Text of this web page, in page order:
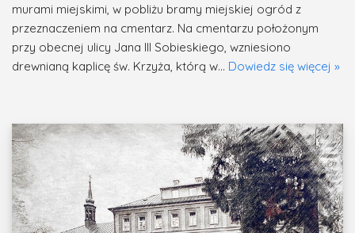
murami miejskimi, w pobliżu bramy miejskiej ogród z
przeznaczeniem na cmentarz. Na cmentarzu położonym
przy obecnej ulicy Jana III Sobieskiego, wzniesiono
drewnianą kaplicę św. Krzyża, którą w… Dowiedz się więcej »